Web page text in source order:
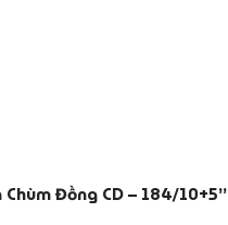
Đồng CD – 184/10+5”